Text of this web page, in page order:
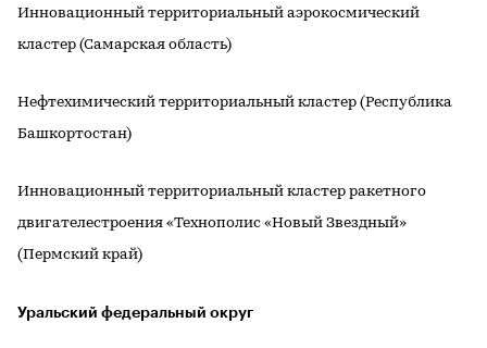
Инновационный территориальный аэрокосмический
кластер (Самарская область)
Нефтехимический территориальный кластер (Республика
Башкортостан)
Инновационный территориальный кластер ракетного
двигателестроения «Технополис «Новый Звездный»
(Пермский край)
Уральский федеральный округ